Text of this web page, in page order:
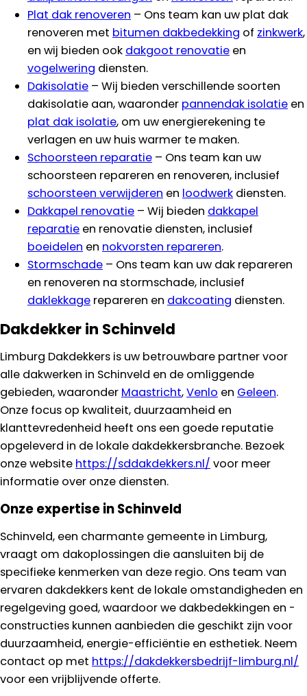
Plat dak renoveren – Ons team kan uw plat dak
renoveren met bitumen dakbedekking of zinkwerk,
en wij bieden ook dakgoot renovatie en
vogelwering diensten.
Dakisolatie – Wij bieden verschillende soorten
dakisolatie aan, waaronder pannendak isolatie en
plat dak isolatie, om uw energierekening te
verlagen en uw huis warmer te maken.
Schoorsteen reparatie – Ons team kan uw
schoorsteen repareren en renoveren, inclusief
schoorsteen verwijderen en loodwerk diensten.
Dakkapel renovatie – Wij bieden dakkapel
reparatie en renovatie diensten, inclusief
boeidelen en nokvorsten repareren.
Stormschade – Ons team kan uw dak repareren
en renoveren na stormschade, inclusief
daklekkage repareren en dakcoating diensten.
Dakdekker in Schinveld
Limburg Dakdekkers is uw betrouwbare partner voor
alle dakwerken in Schinveld en de omliggende
gebieden, waaronder Maastricht,Venlo en Geleen.
Onze focus op kwaliteit, duurzaamheid en
klanttevredenheid heeft ons een goede reputatie
opgeleverd in de lokale dakdekkersbranche. Bezoek
onze website https://sddakdekkers.nl/ voor meer
informatie over onze diensten.
Onze expertise in Schinveld
Schinveld, een charmante gemeente in Limburg,
vraagt om dakoplossingen die aansluiten bij de
specifieke kenmerken van deze regio. Ons team van
ervaren dakdekkers kent de lokale omstandigheden en
regelgeving goed, waardoor we dakbedekkingen en -
constructies kunnen aanbieden die geschikt zijn voor
duurzaamheid, energie-efficiëntie en esthetiek. Neem
contact op met https://dakdekkersbedrijf-limburg.nl/
voor een vrijblijvende offerte.